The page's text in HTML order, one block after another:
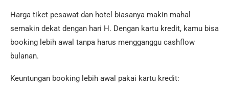
Harga tiket pesawat dan hotel biasanya makin mahal
semakin dekat dengan hari H. Dengan kartu kredit, kamu bisa
booking lebih awal tanpa harus mengganggu cashflow
bulanan.
Keuntungan booking lebih awal pakai kartu kredit: